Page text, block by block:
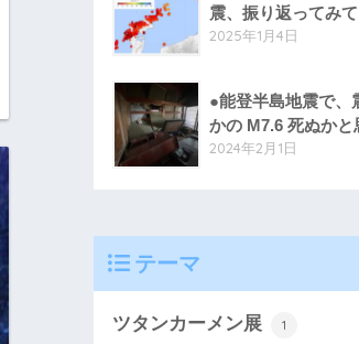
震、振り返ってみ
2025年1月4日
●能登半島地震で
かの M7.6 死ぬかと
2024年2月1日
テーマ
ツタンカーメン展 1